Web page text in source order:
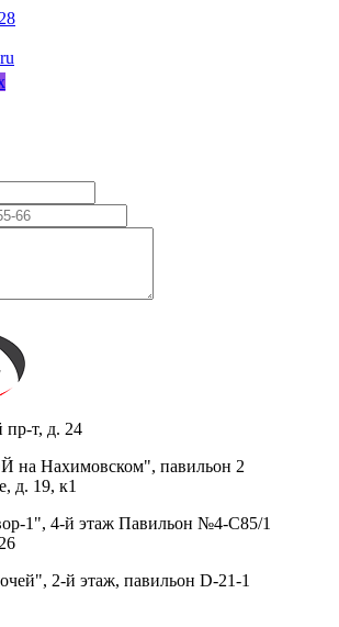
пр-т, д. 24
Нахимовском", павильон 2
д. 19, к1
1", 4-й этаж Павильон №4-С85/1
2-й этаж, павильон D-21-1